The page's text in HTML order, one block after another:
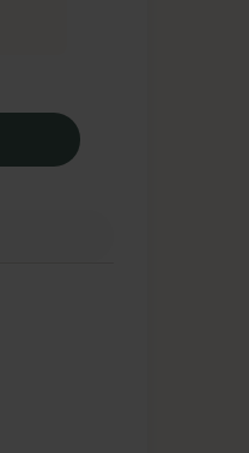
2 Generation 3 Black,